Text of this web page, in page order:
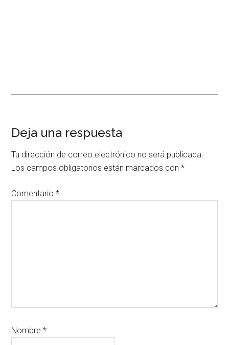
Interacciones
con
los
lectores
Deja una respuesta
Tu dirección de correo electrónico no será publicada.
Los campos obligatorios están marcados con*
Comentario*
Nombre*